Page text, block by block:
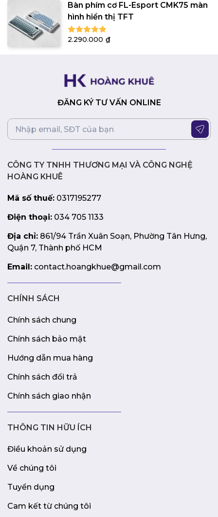
Bàn phím cơ FL-Esport CMK75 màn
hình hiển thị TFT
2.290.000 ₫
ĐĂNG KÝ TƯ VẤN ONLINE
CÔNG TY TNHH THƯƠNG MẠI VÀ CÔNG NGHỆ
HOÀNG KHUÊ
Mã số thuế: 0317195277
Điện thoại: 034 705 1133
Địa chỉ: 861/94 Trần Xuân Soạn, Phường Tân Hưng,
Quận 7, Thành phố HCM
Email: contact.hoangkhue@gmail.com
CHÍNH SÁCH
Chính sách chung
Chính sách bảo mật
Hướng dẫn mua hàng
Chính sách đổi trả
Chính sách giao nhận
THÔNG TIN HỮU ÍCH
Điều khoản sử dụng
Về chúng tôi
Tuyển dụng
Cam kết từ chúng tôi